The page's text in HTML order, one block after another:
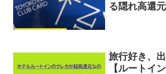
る隠れ高還
旅行好き、
【ルートイ